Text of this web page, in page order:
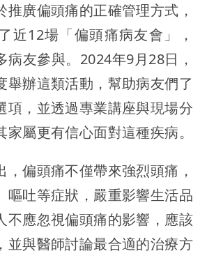
推廣偏頭痛的正確管理方式，
近12場「偏頭痛病友會」，
病友參與。2024年9月28日，
舉辦這類活動，幫助病友們了
項，並透過專業講座與現場分
屬更有信心面對這種疾病。
，偏頭痛不僅帶來強烈頭痛，
嘔吐等症狀，嚴重影響生活品
不應忽視偏頭痛的影響，應該
並與醫師討論最合適的治療方